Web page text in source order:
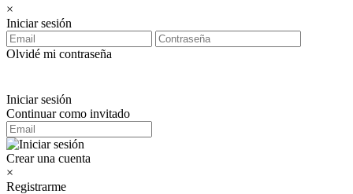
×
Iniciar sesión
Olvidé mi contraseña
Iniciar sesión
Continuar como invitado
Crear una cuenta
×
Registrarme